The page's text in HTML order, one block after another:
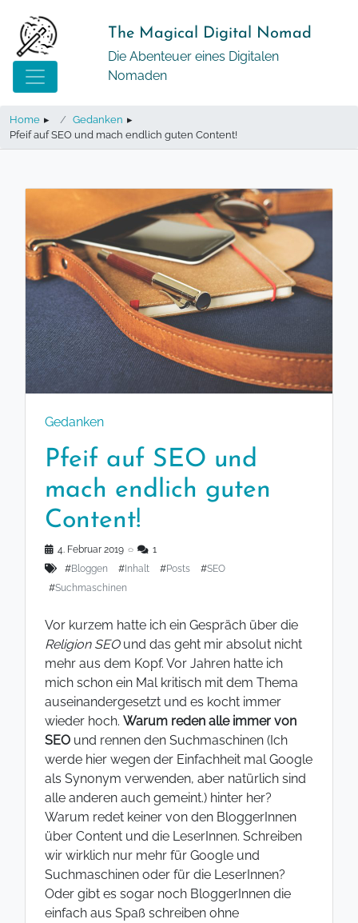
zum
Inhalt
The Magical Digital Nomad
Die Abenteuer eines Digitalen
Nomaden
Home ▸ Gedanken ▸
Pfeif auf SEO und mach endlich guten Content!
Gedanken
Pfeif auf SEO und
mach endlich guten
Content!
4. Februar 2019 ◌
1
#Bloggen # Inhalt #Posts #SEO
#Suchmaschinen
Vor kurzem hatte ich ein Gespräch über die
Religion SEOund das geht mir absolut nicht
mehr aus dem Kopf. Vor Jahren hatte ich
mich schon ein Mal kritisch mit dem Thema
auseinandergesetzt und es kocht immer
wieder hoch. Warum reden alle immer von
SEO und rennen den Suchmaschinen (Ich
werde hier wegen der Einfachheit mal Google
als Synonym verwenden, aber natürlich sind
alle anderen auch gemeint.) hinter her?
Warum redet keiner von den BloggerInnen
über Content und die LeserInnen. Schreiben
wir wirklich nur mehr für Google und
Suchmaschinen oder für die LeserInnen?
Oder gibt es sogar noch BloggerInnen die
einfach aus Spaß schreiben ohne